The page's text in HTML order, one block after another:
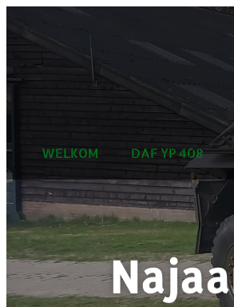
WELKOM DAF YP 408